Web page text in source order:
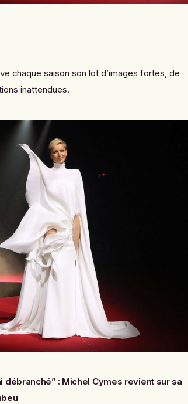
chaque saison son lot d’images fortes, de
inattendues.
débranché” : Michel Cymes revient sur sa